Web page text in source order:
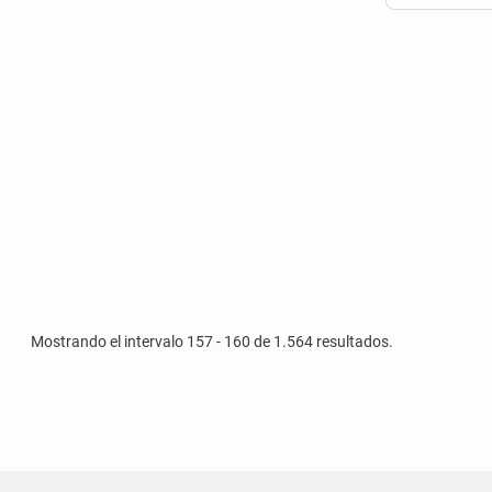
Mostrando el intervalo 157 - 160 de 1.564 resultados.